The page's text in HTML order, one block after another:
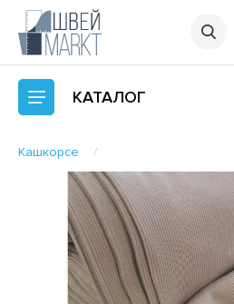
КАТАЛОГ
Кашкорсе